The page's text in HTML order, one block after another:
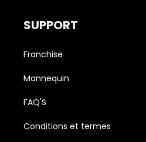
SUPPORT
Franchise
Mannequin
FAQ'S
Conditions et termes